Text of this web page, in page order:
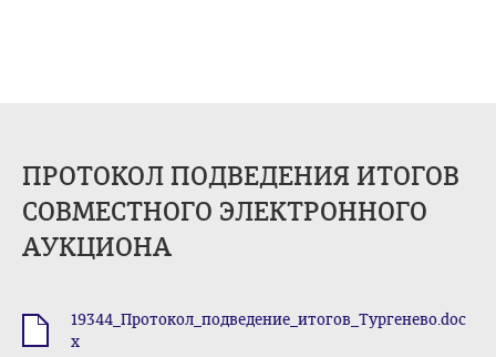
ПРОТОКОЛ ПОДВЕДЕНИЯ ИТОГОВ
СОВМЕСТНОГО ЭЛЕКТРОННОГО
АУКЦИОНА
19344_Протокол_подведение_итогов_Тургенево.doc
x